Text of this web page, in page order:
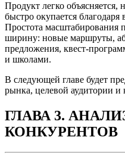
Продукт легко объясняется,
быстро окупается
Простота масштабирования
ширину: новые маршруты,
предложения, квест-
и школами.
В следующей главе будет
рынка, целевой аудитории и
ГЛАВА 3.
КОНКУРЕНТОВ